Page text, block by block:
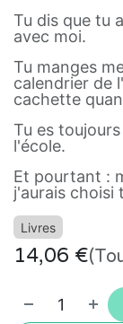
Tu dis que tu
avec moi.
Tu manges
calendrier de
cachette
Tu es
l'école.
Et pourtant :
j'aurais choisi
Livres
14,06 €